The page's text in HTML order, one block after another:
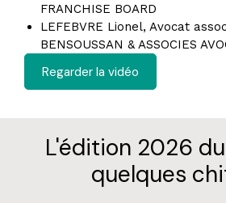
FRANCHISE BOARD
LEFEBVRE Lionel, Avocat
BENSOUSSAN & ASSOCIES
Regarder la vidéo
L'édition 2026
quelques